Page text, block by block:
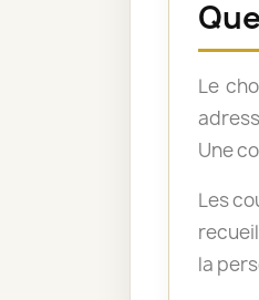
Le
Une
Les
la